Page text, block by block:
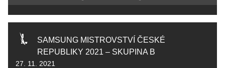
SAMSUNG MISTROVSTVÍ ČESKÉ
REPUBLIKY 2021 – SKUPINA B
27. 11. 2021